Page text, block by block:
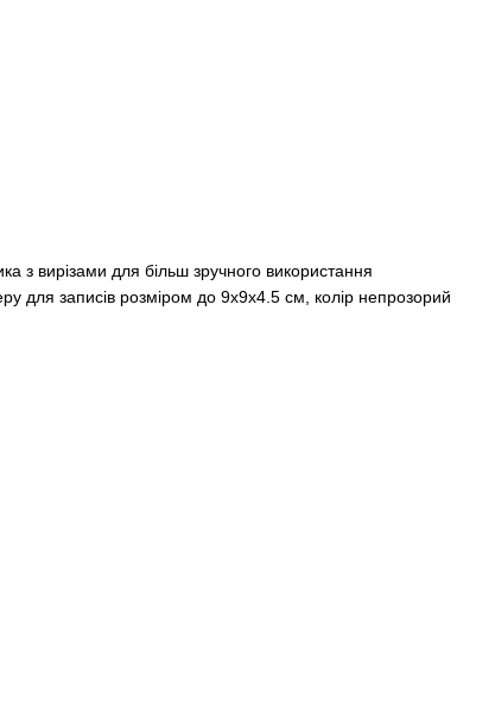
з вирізами для більш зручного використання
для записів розміром до 9х9х4.5 см, колір непрозорий